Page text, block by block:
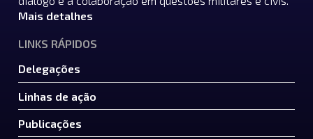
Mais detalhes
LINKS RÁPIDOS
Delegações
Linhas de ação
Publicações